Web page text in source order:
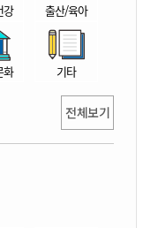
강 출산/육아
화 기타
전체보기